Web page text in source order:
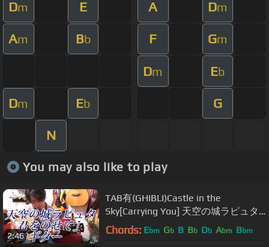
Dm E A Dm
Am Bb F Gm
Dm Eb
Dm Eb G
N
You may also like to play
2:46
TAB有(GHIBLI)Castle in the
Sky[Carrying You] 天空の城ラピュタ
「君をのせて」Fingerstyle Solo
Chords: Ebm Gb B Bb Db Abm Bbm